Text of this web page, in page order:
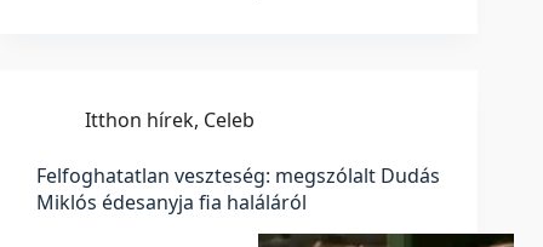
Itthon hírek, Celeb
Felfoghatatlan veszteség: megszólalt Dudás
Miklós édesanyja fia haláláról